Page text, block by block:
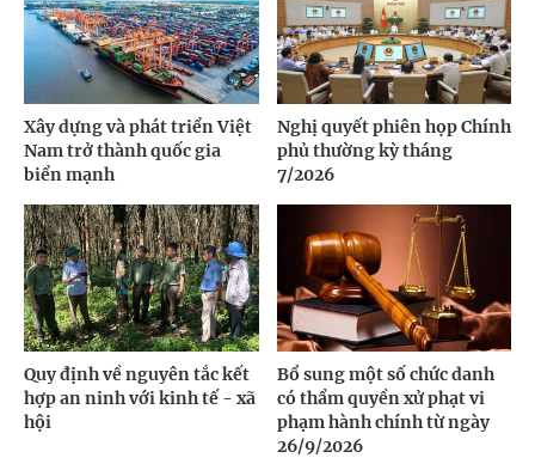
Xây dựng và phát triển Việt
Nam trở thành quốc gia
biển mạnh
Nghị quyết phiên họp Chính
phủ thường kỳ tháng
7/2026
Quy định về nguyên tắc kết
hợp an ninh với kinh tế - xã
hội
Bổ sung một số chức danh
có thẩm quyền xử phạt vi
phạm hành chính từ ngày
26/9/2026